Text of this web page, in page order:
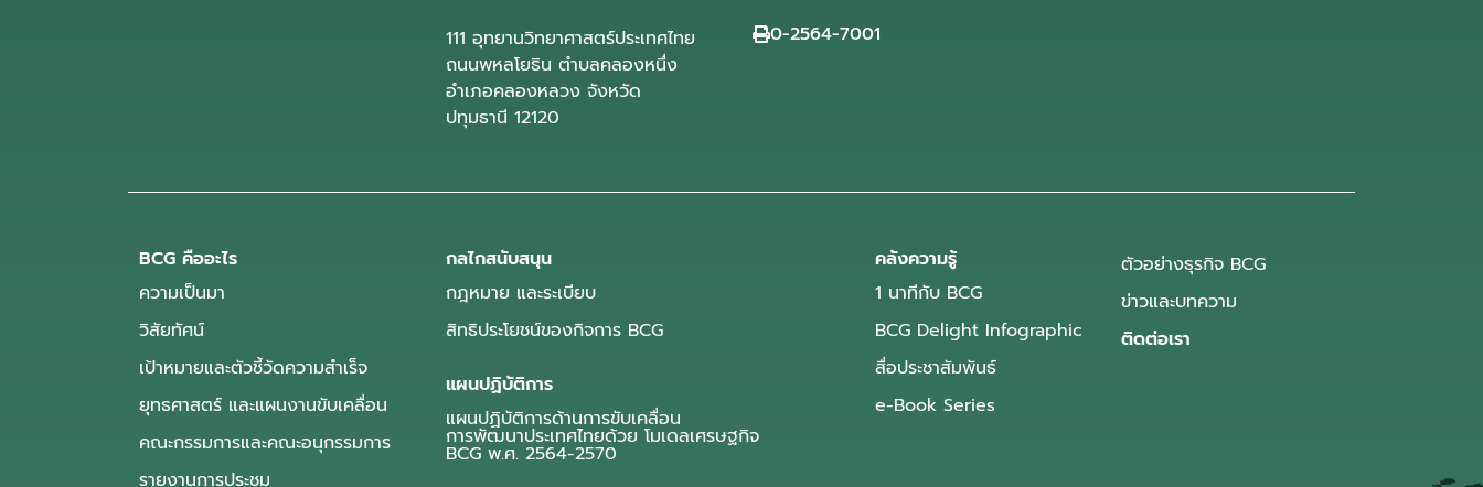
111 อุทยานวิทยาศาสตร์ประเทศไทย
ถนนพหลโยธิน ตำบลคลองหนึ่ง
อำเภอคลองหลวง จังหวัด
ปทุมธานี 12120
0-2564-7001
BCG คืออะไร
ความเป็นมา
วิสัยทัศน์
เป้าหมายและตัวชี้วัดความสำเร็จ
ยุทธศาสตร์ และแผนงานขับเคลื่อน
คณะกรรมการและคณะอนุกรรมการ
รายงานการประชุม
กลไกสนับสนุน
กฎหมาย และระเบียบ
สิทธิประโยชน์ของกิจการ BCG
แผนปฏิบัติการ
แผนปฏิบัติการด้านการขับเคลื่อน
การพัฒนาประเทศไทยด้วย โมเดลเศรษฐกิจ
BCG พ.ศ. 2564-2570
คลังความรู้
1 นาทีกับ BCG
BCG Delight Infographic
สื่อประชาสัมพันธ์
e-Book Series
ตัวอย่างธุรกิจ BCG
ข่าวและบทความ
ติดต่อเรา